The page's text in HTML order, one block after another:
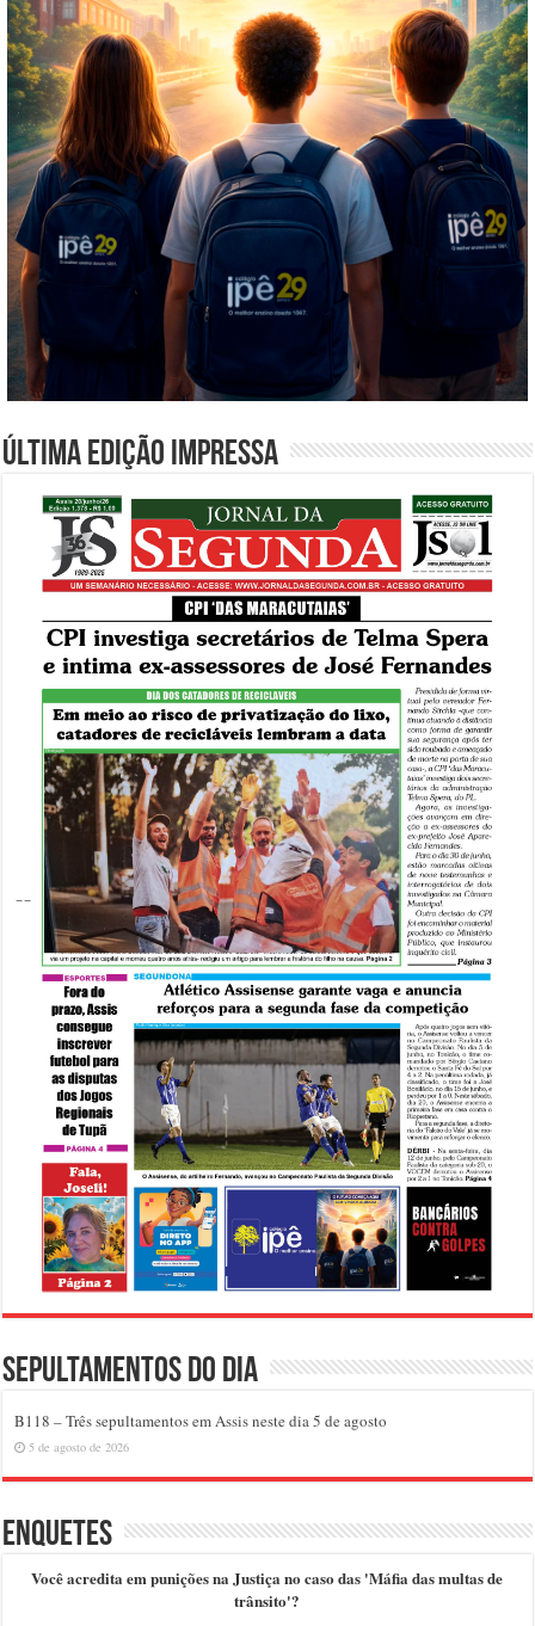
Última edição impressa
Sepultamentos do dia
B118 – Três sepultamentos em Assis neste dia 5 de agosto
5 de agosto de 2026
Enquetes
Você acredita em punições na Justiça no caso das 'Máfia das multas de
trânsito'?